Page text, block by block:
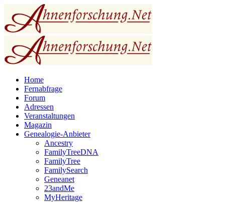
Home
Fernabfrage
Forum
Adressen
Veranstaltungen
Magazin
Genealogie-Anbieter
Ancestry
FamilyTreeDNA
FamilyTree
FamilySearch
Geneanet
23andMe
MyHeritage